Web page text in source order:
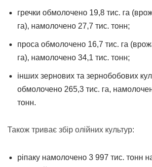
гречки обмолочено 19,8 тис. га
га), намолочено 27,7 тис. тонн;
проса обмолочено 16,7 тис. га
га), намолочено 34,1 тис. тонн;
інших зернових та зернобобових
обмолочено 265,3 тис. га,
тонн.
Також триває збір олійних культур:
ріпаку намолочено 3 997 тис. тонн